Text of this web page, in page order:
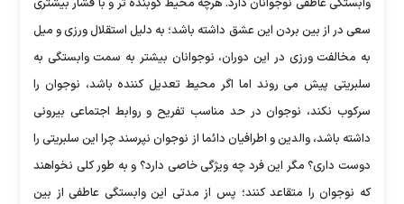
وابستگی عاطفی نوجوانان دارد. هرچه محیط کوبنده تر و با فشار بیشتری
سعی در از بین بردن این عشق داشته باشد؛ به دلیل استقلال ورزی و میل
به مخالفت ورزی در این دوران، نوجوانان بیشتر به سمت وابستگی به
سلبریتی پیش می روند اما اگر محیط تعدیل کننده باشد، نوجوان را
سرکوب نکند، نوجوان در حد مناسب تفریح و روابط اجتماعی بیرونی
داشته باشد، والدین و اطرافیان دائما از نوجوان نپرسند چرا این سلبریتی را
دوست داری؟ مگر این فرد چه ویژگی خاصی دارد؟ و به طور کلی نخواهند
که نوجوان را متقاعد کنند؛ پس از مدتی این وابستگی عاطفی از بین